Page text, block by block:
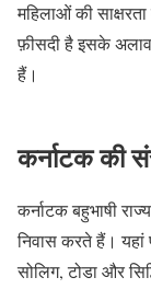
महिलाओं की
फ़ीसदी है इसके
हैं।
कर्नाटक की
कर्नाटक बहुभाषी
निवास करते हैं। यहां
सोलिग, टोडा और